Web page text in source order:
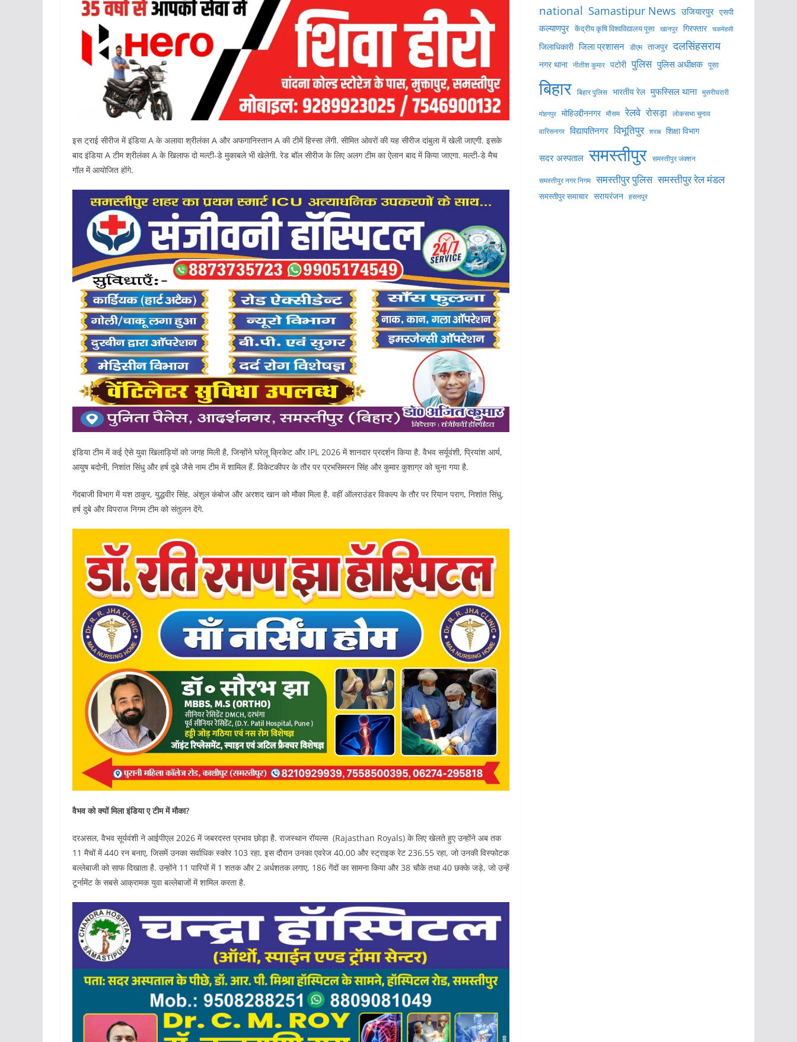
इस ट्राई सीरीज में इंड‍िया A के अलावा श्रीलंका A और अफगानिस्तान A की टीमें हिस्सा लेंगी. सीमित ओवरों की यह सीरीज दांबुला में खेली जाएगी. इसके
बाद इंड‍िया A टीम श्रीलंका A के खिलाफ दो मल्टी-डे मुकाबले भी खेलेगी. रेड बॉल सीरीज के लिए अलग टीम का ऐलान बाद में किया जाएगा. मल्टी-डे मैच
गॉल में आयोजित होंगे.
इंड‍िया टीम में कई ऐसे युवा खिलाड़ियों को जगह मिली है, जिन्होंने घरेलू क्रिकेट और IPL 2026 में शानदार प्रदर्शन किया है. वैभव सर्यूवंशी, प्रियांश आर्य,
आयुष बदोनी, निशांत सिंधु और हर्ष दुबे जैसे नाम टीम में शामिल हैं. विकेटकीपर के तौर पर प्रभसिमरन सिंह और कुमार कुशाग्र को चुना गया है.
गेंदबाजी विभाग में यश ठाकुर, युद्धवीर सिंह, अंशुल कंबोज और अरशद खान को मौका मिला है. वहीं ऑलराउंडर विकल्प के तौर पर रियान पराग, निशांत सिंधु,
हर्ष दुबे और विपराज निगम टीम को संतुलन देंगे.
वैभव को क्यों मिला इंड‍िया ए टीम में मौका?
दरअसल, वैभव सूर्यवंशी ने आईपीएल 2026 में जबरदस्त प्रभाव छोड़ा है. राजस्थान रॉयल्स (Rajasthan Royals) के लिए खेलते हुए उन्होंने अब तक
11 मैचों में 440 रन बनाए, जिसमें उनका सर्वाधिक स्कोर 103 रहा. इस दौरान उनका एवरेज 40.00 और स्ट्राइक रेट 236.55 रहा, जो उनकी विस्फोटक
बल्लेबाजी को साफ दिखाता है. उन्होंने 11 पारियों में 1 शतक और 2 अर्धशतक लगाए, 186 गेंदों का सामना किया और 38 चौके तथा 40 छक्के जड़े, जो उन्हें
टूर्नामेंट के सबसे आक्रामक युवा बल्लेबाजों में शामिल करता है.
national Samastipur News उजियारपुर एसपी
कल्याणपुर केंद्रीय कृषि विश्वविद्यालय पूसा खानपुर गिरफ्तार चकमेहसी
जिलाधिकारी जिला प्रशासन डीएम ताजपुर दलसिंहसराय
नगर थाना नीतीश कुमार पटोरी पुलिस पुलिस अधीक्षक पूसा
बिहार बिहार पुलिस भारतीय रेल मुफस्सिल थाना मुसरीघरारी
मोहनपुर मोहिउद्दीननगर मौसम रेलवे रोसड़ा लोकसभा चुनाव
वारिसनगर विद्यापतिनगर विभूतिपुर शराब शिक्षा विभाग
सदर अस्पताल समस्तीपुर समस्तीपुर जंक्शन
समस्तीपुर नगर निगम समस्तीपुर पुलिस समस्तीपुर रेल मंडल
समस्तीपुर समाचार सरायरंजन हसनपुर